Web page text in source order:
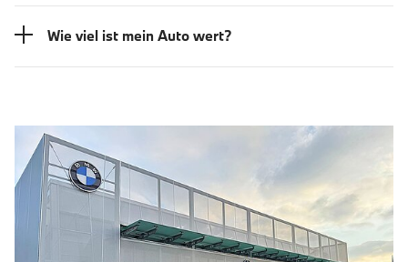
Wie viel ist mein Auto wert?